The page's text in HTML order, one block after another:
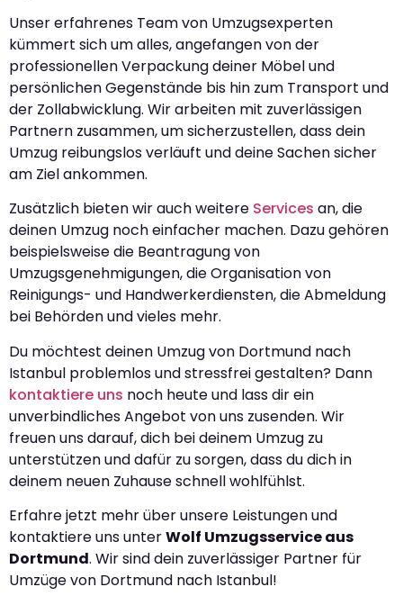
Unser erfahrenes Team von Umzugsexperten
kümmert sich um alles, angefangen von der
professionellen Verpackung deiner Möbel und
persönlichen Gegenstände bis hin zum Transport und
der Zollabwicklung. Wir arbeiten mit zuverlässigen
Partnern zusammen, um sicherzustellen, dass dein
Umzug reibungslos verläuft und deine Sachen sicher
am Ziel ankommen.
Zusätzlich bieten wir auch weitere Services an, die
deinen Umzug noch einfacher machen. Dazu gehören
beispielsweise die Beantragung von
Umzugsgenehmigungen, die Organisation von
Reinigungs- und Handwerkerdiensten, die Abmeldung
bei Behörden und vieles mehr.
Du möchtest deinen Umzug von Dortmund nach
Istanbul problemlos und stressfrei gestalten? Dann
kontaktiere uns noch heute und lass dir ein
unverbindliches Angebot von uns zusenden. Wir
freuen uns darauf, dich bei deinem Umzug zu
unterstützen und dafür zu sorgen, dass du dich in
deinem neuen Zuhause schnell wohlfühlst.
Erfahre jetzt mehr über unsere Leistungen und
kontaktiere uns unterWolf Umzugsservice aus
Dortmund. Wir sind dein zuverlässiger Partner für
Umzüge von Dortmund nach Istanbul!